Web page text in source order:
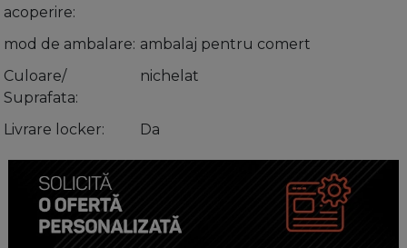
acoperire
mod de ambalare ambalaj pentru comert
Culoare/
Suprafata
nichelat
Livrare locker Da